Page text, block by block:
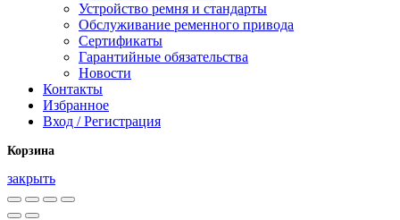
Устройство ремня и стандарты
Обслуживание ременного привода
Сертификаты
Гарантийные обязательства
Новости
Контакты
Избранное
Вход / Регистрация
Корзина
закрыть